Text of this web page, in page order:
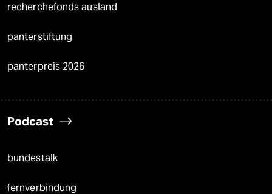
recherchefonds ausland
panterstiftung
panterpreis 2026
Podcast
bundestalk
fernverbindung